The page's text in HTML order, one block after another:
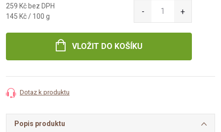
259 Kč bez DPH
Měrná
145 Kč / 100 g
VLOŽIT DO KOŠÍKU
Dotaz k produktu
Popis produktu